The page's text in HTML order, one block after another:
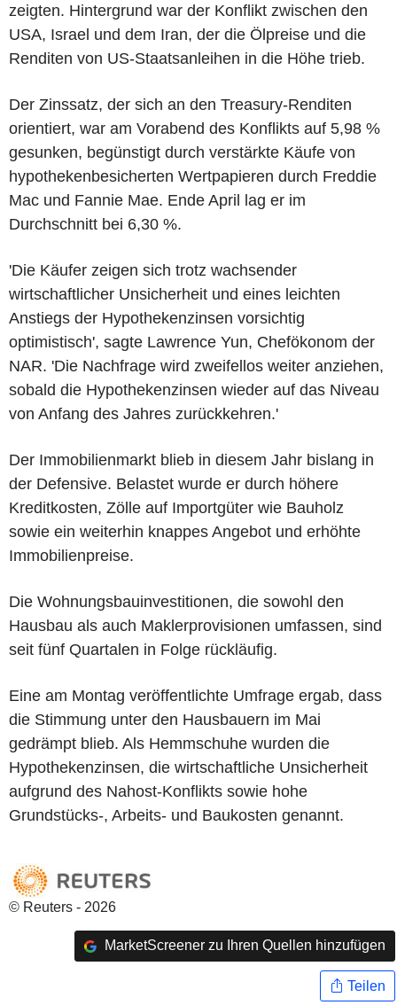
zeigten. Hintergrund war der Konflikt zwischen den
USA, Israel und dem Iran, der die Ölpreise und die
Renditen von US-Staatsanleihen in die Höhe trieb.
Der Zinssatz, der sich an den Treasury-Renditen
orientiert, war am Vorabend des Konflikts auf 5,98 %
gesunken, begünstigt durch verstärkte Käufe von
hypothekenbesicherten Wertpapieren durch Freddie
Mac und Fannie Mae. Ende April lag er im
Durchschnitt bei 6,30 %.
'Die Käufer zeigen sich trotz wachsender
wirtschaftlicher Unsicherheit und eines leichten
Anstiegs der Hypothekenzinsen vorsichtig
optimistisch', sagte Lawrence Yun, Chefökonom der
NAR. 'Die Nachfrage wird zweifellos weiter anziehen,
sobald die Hypothekenzinsen wieder auf das Niveau
von Anfang des Jahres zurückkehren.'
Der Immobilienmarkt blieb in diesem Jahr bislang in
der Defensive. Belastet wurde er durch höhere
Kreditkosten, Zölle auf Importgüter wie Bauholz
sowie ein weiterhin knappes Angebot und erhöhte
Immobilienpreise.
Die Wohnungsbauinvestitionen, die sowohl den
Hausbau als auch Maklerprovisionen umfassen, sind
seit fünf Quartalen in Folge rückläufig.
Eine am Montag veröffentlichte Umfrage ergab, dass
die Stimmung unter den Hausbauern im Mai
gedrämpt blieb. Als Hemmschuhe wurden die
Hypothekenzinsen, die wirtschaftliche Unsicherheit
aufgrund des Nahost-Konflikts sowie hohe
Grundstücks-, Arbeits- und Baukosten genannt.
© Reuters - 2026
MarketScreener zu Ihren Quellen hinzufügen
Teilen